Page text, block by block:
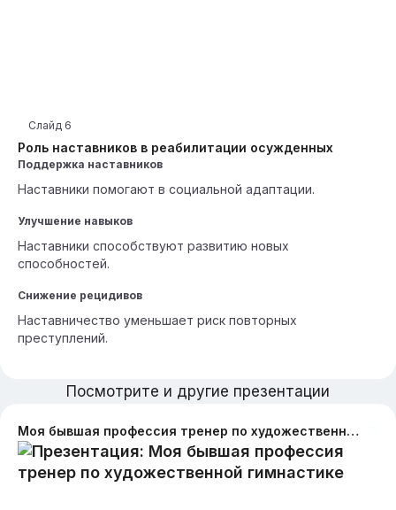
Роль наставников в реабилитации осужденных
Слайд 6
Поддержка наставников
Наставники помогают в социальной адаптации.
Улучшение навыков
Наставники способствуют развитию новых
способностей.
Снижение рецидивов
Наставничество уменьшает риск повторных
преступлений.
Посмотрите и другие презентации
Моя бывшая профессия тренер по художественной гимнастике